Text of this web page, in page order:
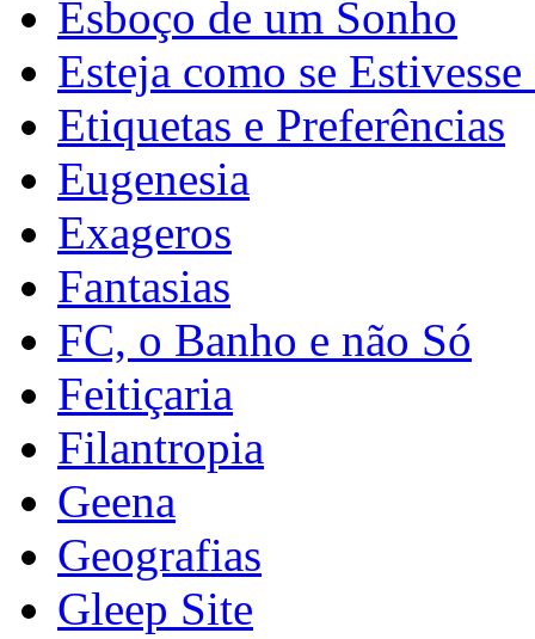
Esboço de um Sonho
Esteja como se Estivesse
Etiquetas e Preferências
Eugenesia
Exageros
Fantasias
FC, o Banho e não Só
Feitiçaria
Filantropia
Geena
Geografias
Gleep Site